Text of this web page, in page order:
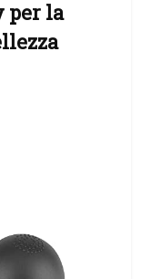
per la